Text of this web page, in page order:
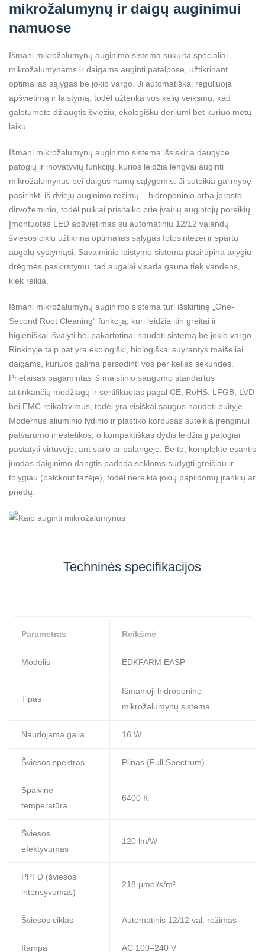
mikrožalumynų ir daigų auginimui
namuose
Išmani mikrožalumynų auginimo sistema sukurta specialiai
mikrožalumynams ir daigams auginti patalpose, užtikrinant
optimalias sąlygas be jokio vargo. Ji automatiškai reguliuoja
apšvietimą ir laistymą, todėl užtenka vos kelių veiksmų, kad
galėtumėte džiaugtis šviežiu, ekologišku derliumi bet kuriuo metų
laiku.
Išmani mikrožalumynų auginimo sistema išsiskiria daugybe
patogių ir inovatyvių funkcijų, kurios leidžia lengvai auginti
mikrožalumynus bei daigus namų sąlygomis. Ji suteikia galimybę
pasirinkti iš dviejų auginimo režimų – hidroponinio arba įprasto
dirvožeminio, todėl puikiai prisitaiko prie įvairių augintojų poreikių.
Įmontuotas LED apšvietimas su automatiniu 12/12 valandų
šviesos ciklu užtikrina optimalias sąlygas fotosintezei ir spartų
augalų vystymąsi. Savaiminio laistymo sistema pasirūpina tolygiu
drėgmės paskirstymu, tad augalai visada gauna tiek vandens,
kiek reikia.
Išmani mikrožalumynų auginimo sistema turi išskirtinę „One-
Second Root Cleaning“ funkciją, kuri leidžia itin greitai ir
higieniškai išvalyti bei pakartotinai naudoti sistemą be jokio vargo.
Rinkinyje taip pat yra ekologiški, biologiškai suyrantys maišeliai
daigams, kuriuos galima persodinti vos per kelias sekundes.
Prietaisas pagamintas iš maistinio saugumo standartus
atitinkančių medžiagų ir sertifikuotas pagal CE, RoHS, LFGB, LVD
bei EMC reikalavimus, todėl yra visiškai saugus naudoti buityje.
Modernus aliuminio lydinio ir plastiko korpusas suteikia įrenginiui
patvarumo ir estetikos, o kompaktiškas dydis leidžia jį patogiai
pastatyti virtuvėje, ant stalo ar palangėje. Be to, komplekte esantis
juodas daiginimo dangtis padeda sėkloms sudygti greičiau ir
tolygiau (balckout fazėje), todėl nereikia jokių papildomų įrankių ar
priedų.
Techninės specifikacijos
Parametras Reikšmė
Modelis EDKFARM EASP
Tipas
Išmanioji hidroponinė
mikrožalumynų sistema
Naudojama galia 16 W
Šviesos spektras Pilnas (Full Spectrum)
Spalvinė
temperatūra
6400 K
Šviesos
efektyvumas
120 lm/W
PPFD (šviesos
intensyvumas)
218 μmol/s/m²
Šviesos ciklas Automatinis 12/12 val. režimas
Įtampa AC 100–240 V